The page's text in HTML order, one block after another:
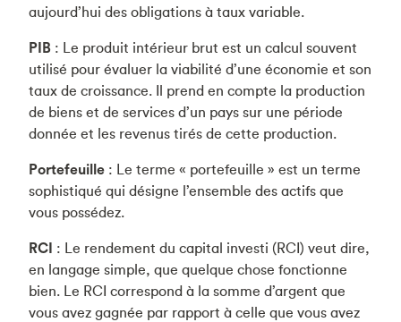
aujourd’hui des obligations à taux variable.
PIB : Le produit intérieur brut est un calcul souvent
utilisé pour évaluer la viabilité d’une économie et son
taux de croissance. Il prend en compte la production
de biens et de services d’un pays sur une période
donnée et les revenus tirés de cette production.
Portefeuille : Le terme « portefeuille » est un terme
sophistiqué qui désigne l’ensemble des actifs que
vous possédez.
RCI : Le rendement du capital investi (RCI) veut dire,
en langage simple, que quelque chose fonctionne
bien. Le RCI correspond à la somme d’argent que
vous avez gagnée par rapport à celle que vous avez